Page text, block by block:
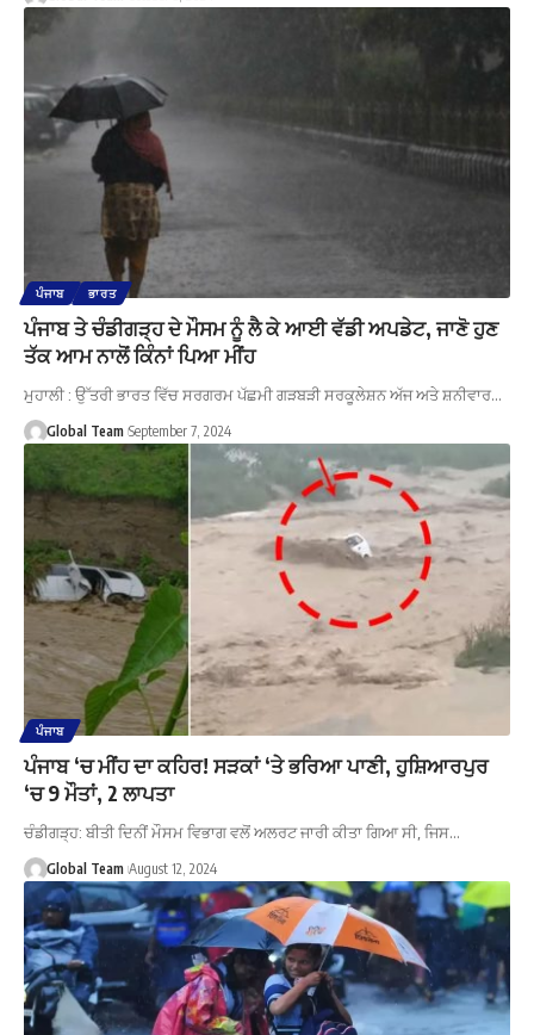
ਪੰਜਾਬ ਭਾਰਤ
ਪੰਜਾਬ ਤੇ ਚੰਡੀਗੜ੍ਹ ਦੇ ਮੌਸਮ ਨੂੰ ਲੈ ਕੇ ਆਈ ਵੱਡੀ ਅਪਡੇਟ, ਜਾਣੋ ਹੁਣ
ਤੱਕ ਆਮ ਨਾਲੋਂ ਕਿੰਨਾਂ ਪਿਆ ਮੀਂਹ
ਮੁਹਾਲੀ : ਉੱਤਰੀ ਭਾਰਤ ਵਿੱਚ ਸਰਗਰਮ ਪੱਛਮੀ ਗੜਬੜੀ ਸਰਕੂਲੇਸ਼ਨ ਅੱਜ ਅਤੇ ਸ਼ਨੀਵਾਰ…
Global Team September 7, 2024
ਪੰਜਾਬ
ਪੰਜਾਬ ‘ਚ ਮੀਂਹ ਦਾ ਕਹਿਰ! ਸੜਕਾਂ ‘ਤੇ ਭਰਿਆ ਪਾਣੀ, ਹੁਸ਼ਿਆਰਪੁਰ
‘ਚ 9 ਮੌਤਾਂ, 2 ਲਾਪਤਾ
ਚੰਡੀਗੜ੍ਹ: ਬੀਤੀ ਦਿਨੀਂ ਮੌਸਮ ਵਿਭਾਗ ਵਲੋਂ ਅਲਰਟ ਜਾਰੀ ਕੀਤਾ ਗਿਆ ਸੀ, ਜਿਸ…
Global Team August 12, 2024